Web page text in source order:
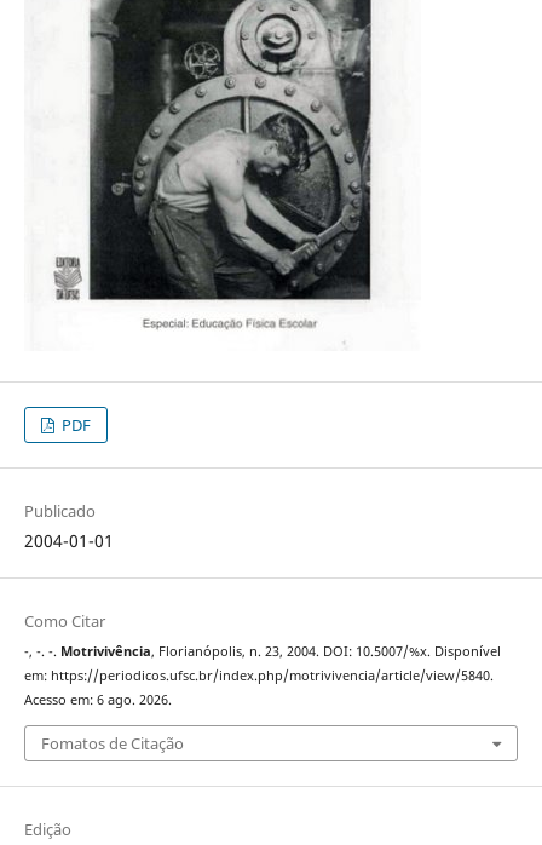
PDF
Publicado
2004-01-01
Como Citar
-, -. -. Motrivivência, Florianópolis, n. 23, 2004. DOI: 10.5007/%x. Disponível
em: https://periodicos.ufsc.br/index.php/motrivivencia/article/view/5840.
Acesso em: 6 ago. 2026.
Fomatos de Citação
Edição